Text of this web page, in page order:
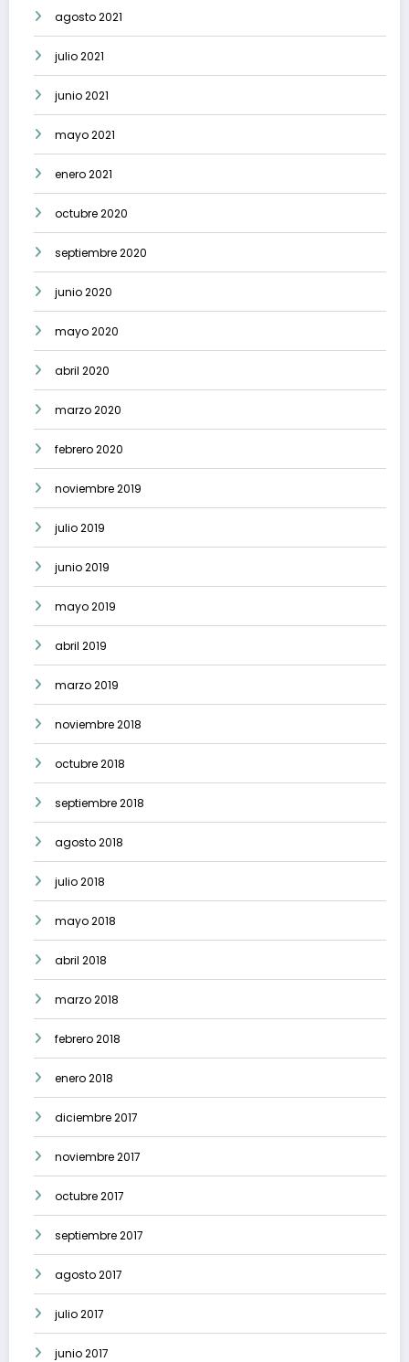
agosto 2021
julio 2021
junio 2021
mayo 2021
enero 2021
octubre 2020
septiembre 2020
junio 2020
mayo 2020
abril 2020
marzo 2020
febrero 2020
noviembre 2019
julio 2019
junio 2019
mayo 2019
abril 2019
marzo 2019
noviembre 2018
octubre 2018
septiembre 2018
agosto 2018
julio 2018
mayo 2018
abril 2018
marzo 2018
febrero 2018
enero 2018
diciembre 2017
noviembre 2017
octubre 2017
septiembre 2017
agosto 2017
julio 2017
junio 2017